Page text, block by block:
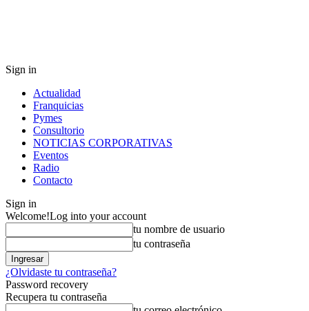
Sign in
Actualidad
Franquicias
Pymes
Consultorio
NOTICIAS CORPORATIVAS
Eventos
Radio
Contacto
Sign in
Welcome!Log into your account
tu nombre de usuario
tu contraseña
¿Olvidaste tu contraseña?
Password recovery
Recupera tu contraseña